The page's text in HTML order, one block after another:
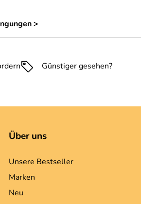
>
Günstiger gesehen?
Über uns
Unsere Bestseller
Marken
Neu